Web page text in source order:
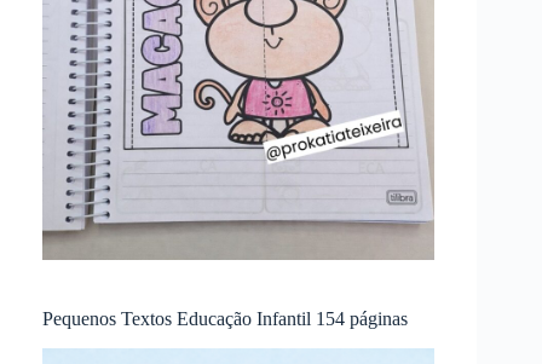
Pequenos Textos Educação Infantil 154 páginas